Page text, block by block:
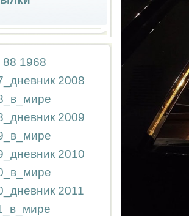
88 1968
2008
2009
2010
2011